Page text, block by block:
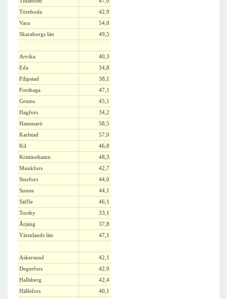
Töreboda
42,9
Vara
54,0
Skaraborgs län
49,5
Arvika
40,3
Eda
34,8
Filipstad
38,1
Forshaga
47,1
Grums
45,1
Hagfors
34,2
Hammarö
58,5
Karlstad
57,0
Kil
46,8
Kristinehamn
48,3
Munkfors
42,7
Storfors
44,0
Sunne
44,1
Säffle
46,1
Torsby
33,1
Årjäng
37,8
Värmlands län
47,1
Askersund
42,1
Degerfors
42,0
Hallsberg
42,4
Hällefors
40,1